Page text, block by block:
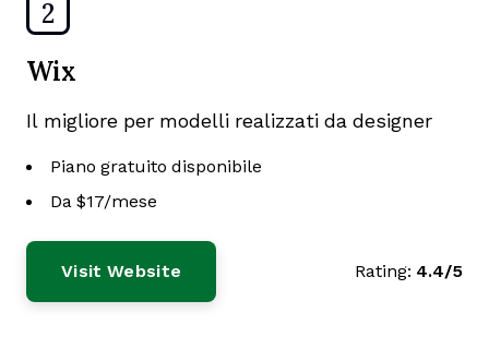
2
Wix
Il migliore per modelli realizzati da designer
Piano gratuito disponibile
Da $17/mese
Visit Website Rating: 4.4/5